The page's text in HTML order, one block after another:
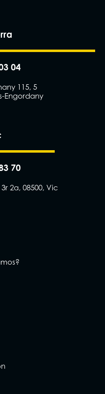
04
115, 5
Engordany
70
2a, 08500, Vic